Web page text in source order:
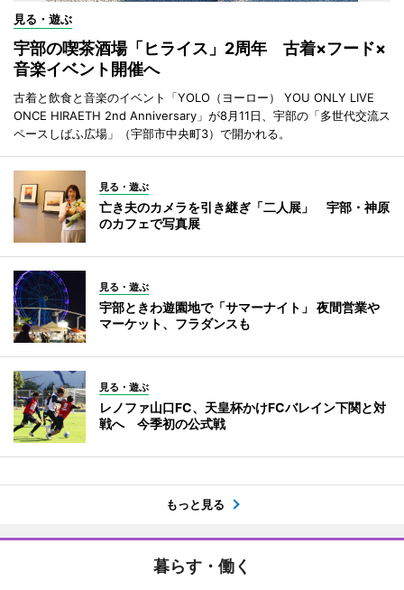
見る・遊ぶ
宇部の喫茶酒場「ヒライス」2周年 古着×フード×
音楽イベント開催へ
古着と飲食と音楽のイベント「YOLO（ヨーロー） YOU ONLY LIVE
ONCE HIRAETH 2nd Anniversary」が8月11日、宇部の「多世代交流ス
ペースしばふ広場」（宇部市中央町3）で開かれる。
見る・遊ぶ
亡き夫のカメラを引き継ぎ「二人展」 宇部・神原
のカフェで写真展
見る・遊ぶ
宇部ときわ遊園地で「サマーナイト」 夜間営業や
マーケット、フラダンスも
見る・遊ぶ
レノファ山口FC、天皇杯かけFCバレイン下関と対
戦へ 今季初の公式戦
もっと見る
暮らす・働く